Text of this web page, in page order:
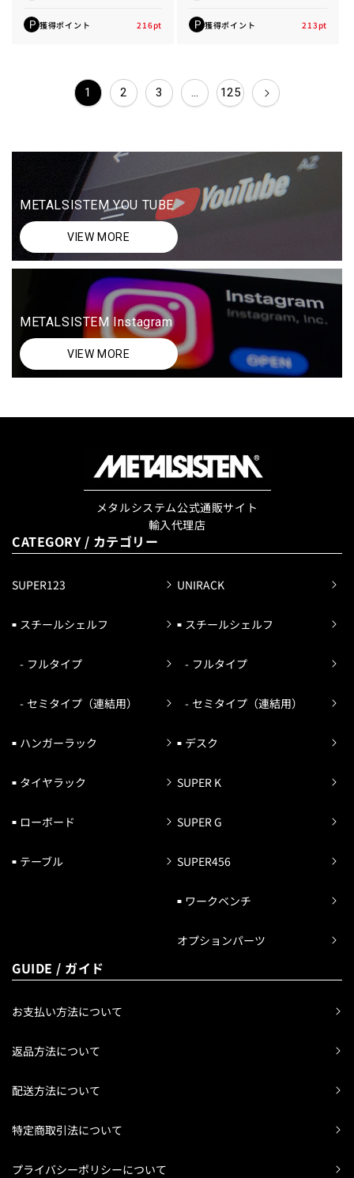
P 獲得ポイント 216pt P 獲得ポイント 213pt
1 2 3 … 125
METALSISTEM YOU TUBE
VIEW MORE
METALSISTEM Instagram
VIEW MORE
メタルシステム公式通販サイト
輸入代理店
CATEGORY / カテゴリー
SUPER123
スチールシェルフ
フルタイプ
セミタイプ（連結用）
ハンガーラック
タイヤラック
ローボード
テーブル
UNIRACK
スチールシェルフ
フルタイプ
セミタイプ（連結用）
デスク
SUPER K
SUPER G
SUPER456
ワークベンチ
オプションパーツ
GUIDE / ガイド
お支払い方法について
返品方法について
配送方法について
特定商取引法について
プライバシーポリシーについて